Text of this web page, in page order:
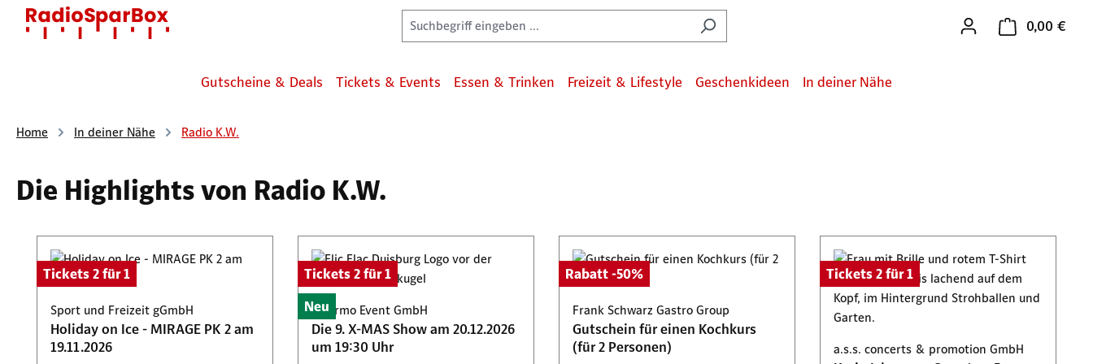
Hauptinhalt springen
Zur Suche springen
Zur Hauptnavigation springen 0,00 €
Gutscheine & Deals Tickets & Events Essen & Trinken Freizeit & Lifestyle Geschenkideen In deiner Nähe
Home In deiner Nähe Radio K.W.
Die Highlights von Radio K.W.
Tickets 2 für 1
Sport und Freizeit gGmbH
Holiday on Ice - MIRAGE PK 2 am
19.11.2026
Tickets 2 für 1
Neu
Palermo Event GmbH
Die 9. X-MAS Show am 20.12.2026
um 19:30 Uhr
Rabatt -50%
Frank Schwarz Gastro Group
Gutschein für einen Kochkurs
(für 2 Personen)
Tickets 2 für 1
a.s.s. concerts & promotion GmbH